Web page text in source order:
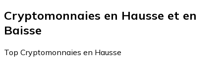
Cryptomonnaies en Hausse et en
Baisse
Top Cryptomonnaies en Hausse